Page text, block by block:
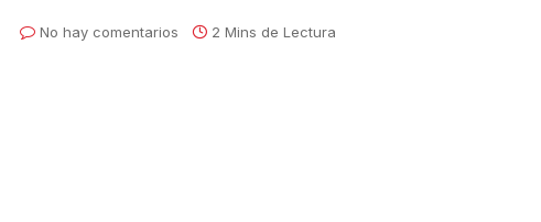
No hay comentarios 2 Mins de Lectura